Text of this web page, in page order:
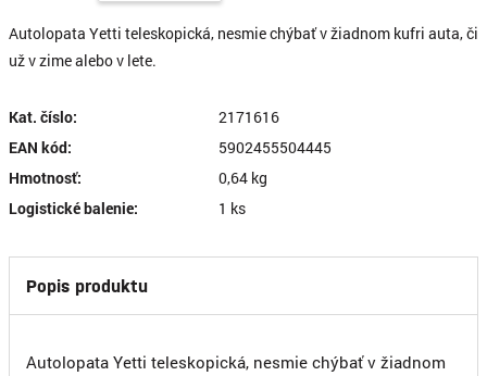
Autolopata Yetti teleskopická, nesmie chýbať v žiadnom kufri auta, či
už v zime alebo v lete.
Kat. číslo:
2171616
EAN kód:
5902455504445
Hmotnosť:
0,64 kg
Logistické balenie:
1 ks
Popis produktu
Autolopata Yetti teleskopická, nesmie chýbať v žiadnom